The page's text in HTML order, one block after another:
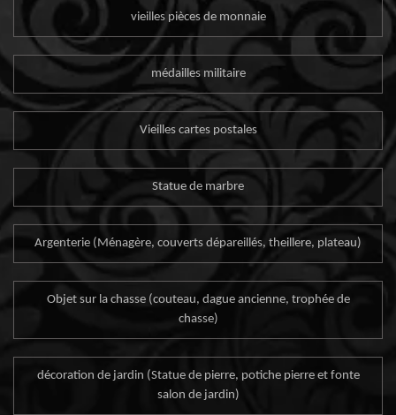
vieilles pièces de monnaie
médailles militaire
Vieilles cartes postales
Statue de marbre
Argenterie (Ménagère, couverts dépareillés, theillere, plateau)
Objet sur la chasse (couteau, dague ancienne, trophée de
chasse)
décoration de jardin (Statue de pierre, potiche pierre et fonte
salon de jardin)